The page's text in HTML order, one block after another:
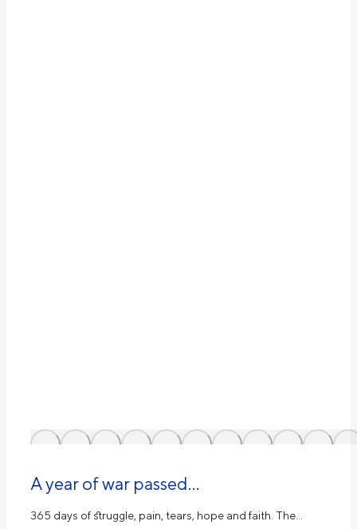
A year of war passed…
365 days of struggle, pain, tears, hope and faith. The…